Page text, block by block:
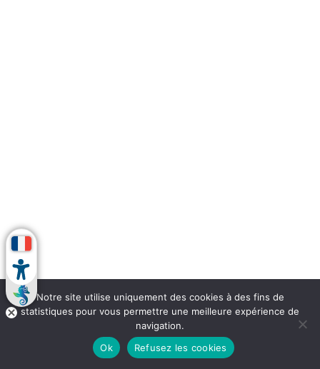
Notre site utilise uniquement des cookies à des fins de
statistiques pour vous permettre une meilleure expérience de
navigation.
Ok
Refusez les cookies